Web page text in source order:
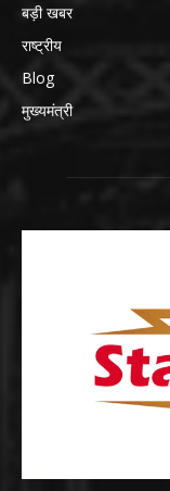
बड़ी खबर
राष्ट्रीय
Blog
मुख्यमंत्री